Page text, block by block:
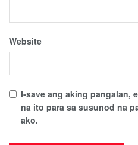
Website
I-save ang aking pangalan,
na ito para sa susunod na
ako.